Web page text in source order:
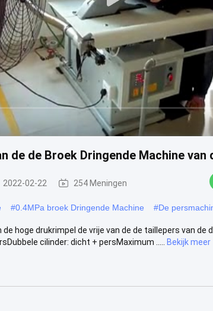
de de Broek Dringende Machine
2022-02-22 254 Meningen
#0.4MPa broek Dringende Machine #De
hoge drukrimpel de vrije van de de taillepers van de
cilinder: dicht + persMaximum .....
Bekijk meer